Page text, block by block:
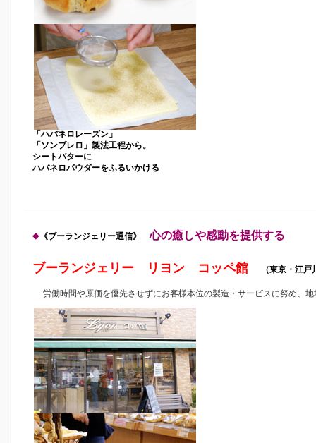
「ハバネロレーズン」
「ソンブレロ」製法工程から。
シートバターに
ハバネロパウダーをふるいかける
◆《ブーランジェリー通信》心の癒しや感動を提供する
ブーランジェリー リヨン コッペ館 （東京・江戸
労働時間や原価を優先させずにお客様本位の製造・サービスに努め、